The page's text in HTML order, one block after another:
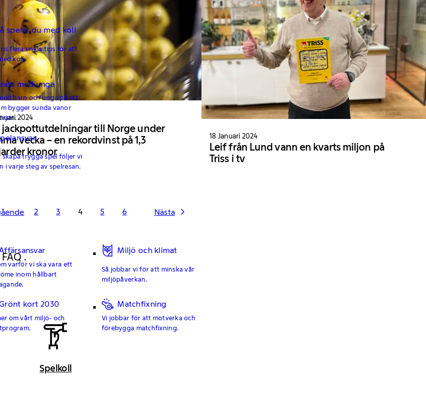
spelar du med koll
flera enkla tips för att
koll.
med unga
barn och unga på ett
bygger sunda vanor
skapa trygga spel följer vi
i varje steg av spelresan.
varför vi ska vara ett
inom hållbart
Miljö och klimat
Så jobbar vi för att minska vår
miljöpåverkan.
kort 2030
om vårt miljö- och
Matchfixning
Vi jobbar för att motverka och
förebygga matchfixning.
2024
jackpottutdelningar till Norge under
vecka – en rekordvinst på 1,3
kronor
18 Januari 2024
Leif från Lund vann en kvarts miljon på
Triss i tv
2 3 4 5 6 Nästa
.
Spelkoll